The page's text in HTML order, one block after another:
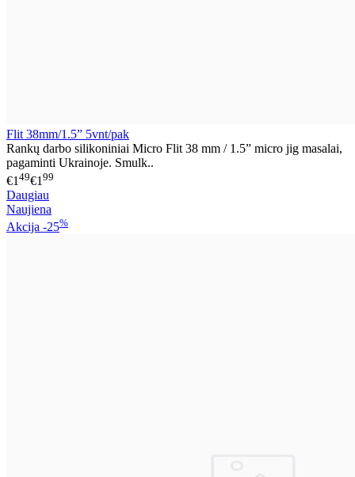
Flit 38mm/1.5” 5vnt/pak
Rankų darbo silikoniniai Micro Flit 38 mm / 1.5” micro jig masalai,
pagaminti Ukrainoje. Smulk..
€1 49€1 99
Daugiau
Naujiena
Akcija -25%